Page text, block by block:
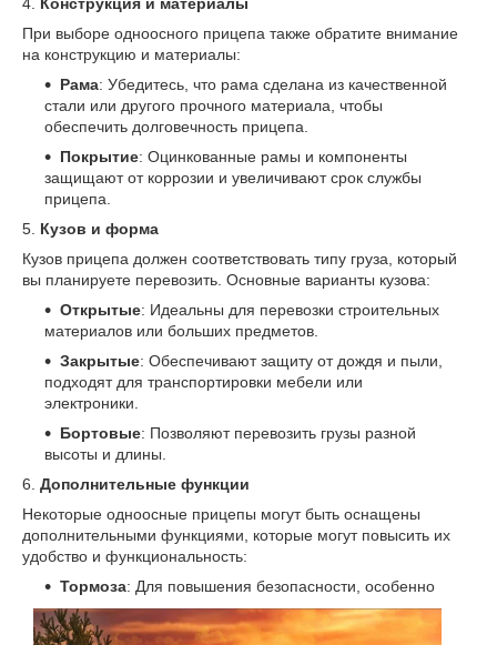
4. Конструкция и материалы
При выборе одноосного прицепа также обратите внимание
на конструкцию и материалы:
Рама: Убедитесь, что рама сделана из качественной
стали или другого прочного материала, чтобы
обеспечить долговечность прицепа.
Покрытие: Оцинкованные рамы и компоненты
защищают от коррозии и увеличивают срок службы
прицепа.
5. Кузов и форма
Кузов прицепа должен соответствовать типу груза, который
вы планируете перевозить. Основные варианты кузова:
Открытые: Идеальны для перевозки строительных
материалов или больших предметов.
Закрытые: Обеспечивают защиту от дождя и пыли,
подходят для транспортировки мебели или
электроники.
Бортовые: Позволяют перевозить грузы разной
высоты и длины.
6. Дополнительные функции
Некоторые одноосные прицепы могут быть оснащены
дополнительными функциями, которые могут повысить их
удобство и функциональность:
Тормоза: Для повышения безопасности, особенно